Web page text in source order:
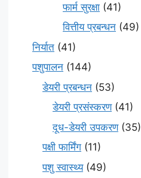
फार्म सुरक्षा (41)
वित्तीय प्रबन्धन (49)
निर्यात (41)
पशुपालन (144)
डेयरी प्रबन्धन (53)
डेयरी प्रसंस्करण(41)
दूध-डेयरी उपकरण(35)
पक्षी फार्मिंग (11)
पशु स्वास्थ्य(49)